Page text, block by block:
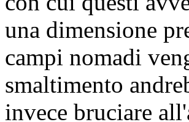
una dimensione
campi nomadi
smaltimento
invece bruciare